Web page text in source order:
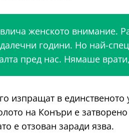
женското внимание.
години. Но най-
пред нас. Нямаше
изпращат в
на Конъри е
е отзован заради язва.